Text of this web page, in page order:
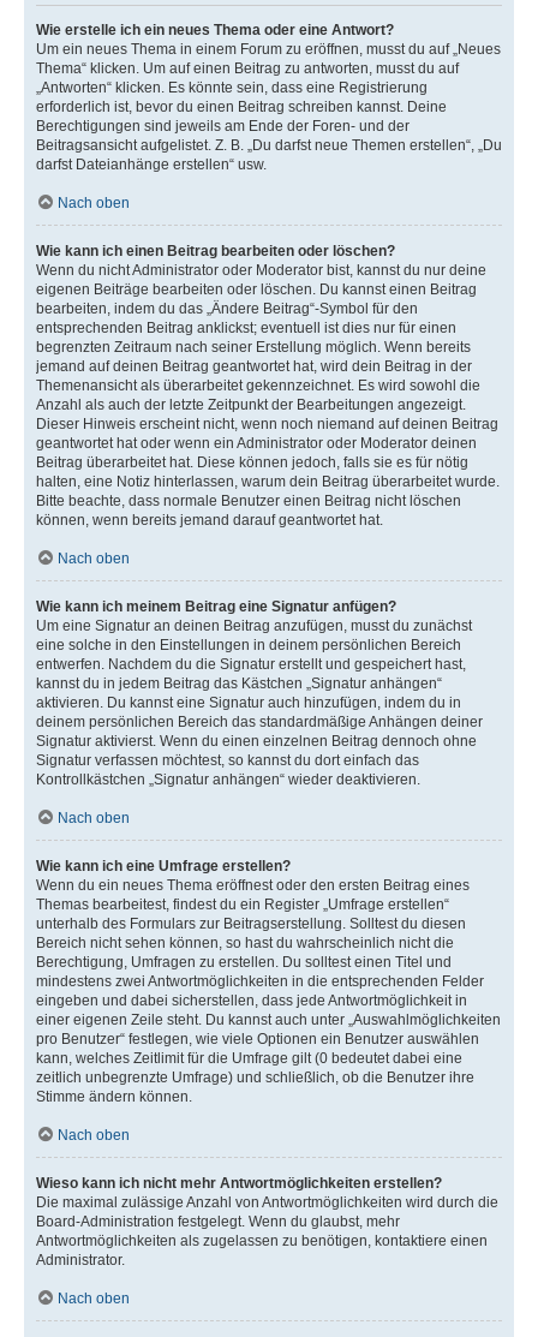
Wie erstelle ich ein neues Thema oder eine Antwort?
Um ein neues Thema in einem Forum zu eröffnen, musst du auf „Neues
Thema“ klicken. Um auf einen Beitrag zu antworten, musst du auf
„Antworten“ klicken. Es könnte sein, dass eine Registrierung
erforderlich ist, bevor du einen Beitrag schreiben kannst. Deine
Berechtigungen sind jeweils am Ende der Foren- und der
Beitragsansicht aufgelistet. Z. B. „Du darfst neue Themen erstellen“, „Du
darfst Dateianhänge erstellen“ usw.
Nach oben
Wie kann ich einen Beitrag bearbeiten oder löschen?
Wenn du nicht Administrator oder Moderator bist, kannst du nur deine
eigenen Beiträge bearbeiten oder löschen. Du kannst einen Beitrag
bearbeiten, indem du das „Ändere Beitrag“-Symbol für den
entsprechenden Beitrag anklickst; eventuell ist dies nur für einen
begrenzten Zeitraum nach seiner Erstellung möglich. Wenn bereits
jemand auf deinen Beitrag geantwortet hat, wird dein Beitrag in der
Themenansicht als überarbeitet gekennzeichnet. Es wird sowohl die
Anzahl als auch der letzte Zeitpunkt der Bearbeitungen angezeigt.
Dieser Hinweis erscheint nicht, wenn noch niemand auf deinen Beitrag
geantwortet hat oder wenn ein Administrator oder Moderator deinen
Beitrag überarbeitet hat. Diese können jedoch, falls sie es für nötig
halten, eine Notiz hinterlassen, warum dein Beitrag überarbeitet wurde.
Bitte beachte, dass normale Benutzer einen Beitrag nicht löschen
können, wenn bereits jemand darauf geantwortet hat.
Nach oben
Wie kann ich meinem Beitrag eine Signatur anfügen?
Um eine Signatur an deinen Beitrag anzufügen, musst du zunächst
eine solche in den Einstellungen in deinem persönlichen Bereich
entwerfen. Nachdem du die Signatur erstellt und gespeichert hast,
kannst du in jedem Beitrag das Kästchen „Signatur anhängen“
aktivieren. Du kannst eine Signatur auch hinzufügen, indem du in
deinem persönlichen Bereich das standardmäßige Anhängen deiner
Signatur aktivierst. Wenn du einen einzelnen Beitrag dennoch ohne
Signatur verfassen möchtest, so kannst du dort einfach das
Kontrollkästchen „Signatur anhängen“ wieder deaktivieren.
Nach oben
Wie kann ich eine Umfrage erstellen?
Wenn du ein neues Thema eröffnest oder den ersten Beitrag eines
Themas bearbeitest, findest du ein Register „Umfrage erstellen“
unterhalb des Formulars zur Beitragserstellung. Solltest du diesen
Bereich nicht sehen können, so hast du wahrscheinlich nicht die
Berechtigung, Umfragen zu erstellen. Du solltest einen Titel und
mindestens zwei Antwortmöglichkeiten in die entsprechenden Felder
eingeben und dabei sicherstellen, dass jede Antwortmöglichkeit in
einer eigenen Zeile steht. Du kannst auch unter „Auswahlmöglichkeiten
pro Benutzer“ festlegen, wie viele Optionen ein Benutzer auswählen
kann, welches Zeitlimit für die Umfrage gilt (0 bedeutet dabei eine
zeitlich unbegrenzte Umfrage) und schließlich, ob die Benutzer ihre
Stimme ändern können.
Nach oben
Wieso kann ich nicht mehr Antwortmöglichkeiten erstellen?
Die maximal zulässige Anzahl von Antwortmöglichkeiten wird durch die
Board-Administration festgelegt. Wenn du glaubst, mehr
Antwortmöglichkeiten als zugelassen zu benötigen, kontaktiere einen
Administrator.
Nach oben